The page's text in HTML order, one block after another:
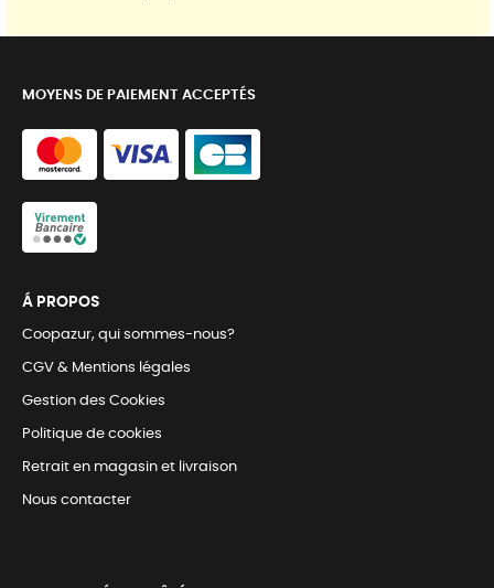
MOYENS DE PAIEMENT ACCEPTÉS
Á PROPOS
Coopazur, qui sommes-nous?
CGV & Mentions légales
Gestion des Cookies
Politique de cookies
Retrait en magasin et livraison
Nous contacter